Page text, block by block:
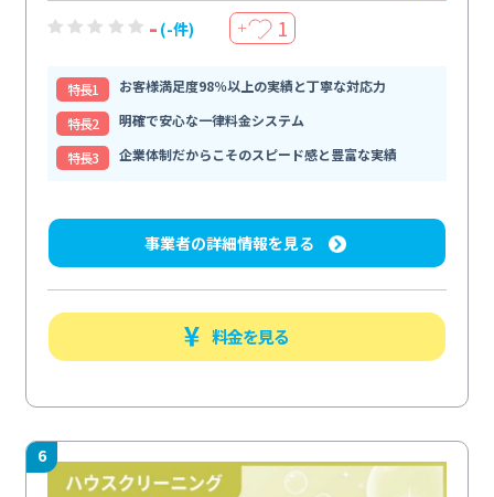
- (-件) ＋ 1
特⻑1
お客様満足度98％以上の実績と丁寧な対応力
特⻑2
明確で安心な一律料金システム
特⻑3
企業体制だからこそのスピード感と豊富な実績
事業者の詳細情報を見る
料金を見る
6